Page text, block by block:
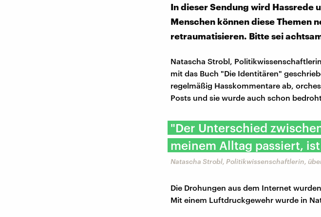
In dieser Sendung wird Hassrede
Menschen können diese Themen
retraumatisieren. Bitte sei
Natascha Strobl,
mit das Buch "Die Identitären"
regelmäßig Hasskommentare ab,
Posts und sie wurde auch schon
"Der Unterschied
meinem Alltag passiert,
Natascha Strobl, Politikwissenschaftlerin,
Die Drohungen aus dem Internet
Mit einem Luftdruckgewehr wurde in